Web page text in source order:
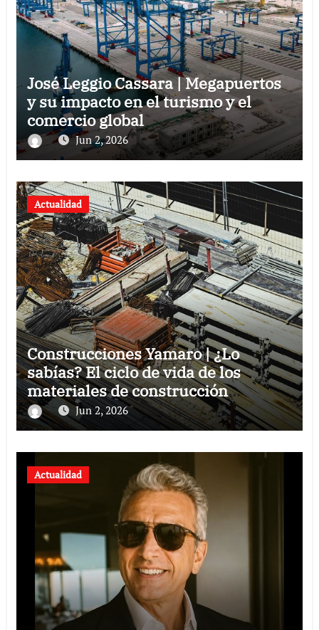
José Leggio Cassara | Megapuertos
y su impacto en el turismo y el
comercio global
Jun 2, 2026
Actualidad
Construcciones Yamaro | ¿Lo
sabías? El ciclo de vida de los
materiales de construcción
revoluciona eficiencia en proyectos
modernos
Jun 2, 2026
Actualidad